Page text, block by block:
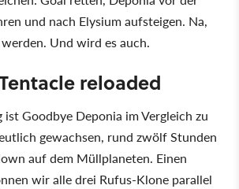
und nach Elysium aufsteigen. Na,
Und wird es auch.
reloaded
ist Goodbye Deponia im Vergleich zu
gewachsen, rund zwölf Stunden
auf dem Müllplaneten. Einen
wir alle drei Rufus-Klone parallel